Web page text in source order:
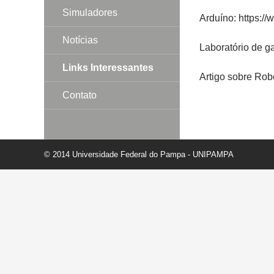
Arduíno: https://
Laboratório de
Artigo sobre
Simuladores
Notícias
Links Interessantes
Contato
© 2014 Universidade Federal do Pampa - UNIPAMPA